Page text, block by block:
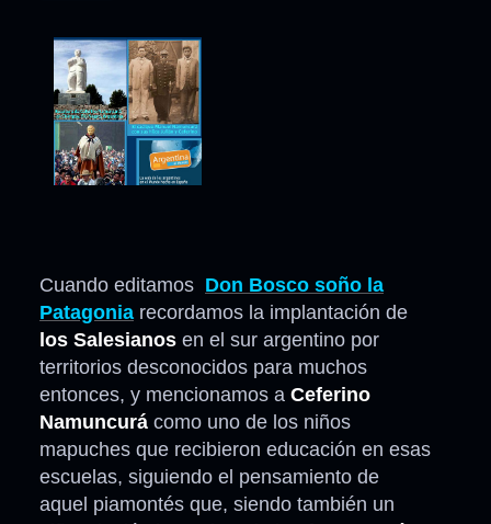
Cuando editamos Don Bosco soño la
Patagonia recordamos la implantación de
los Salesianos en el sur argentino por
territorios desconocidos para muchos
entonces, y mencionamos a Ceferino
Namuncurá como uno de los niños
mapuches que recibieron educación en esas
escuelas, siguiendo el pensamiento de
aquel piamontés que, siendo también un